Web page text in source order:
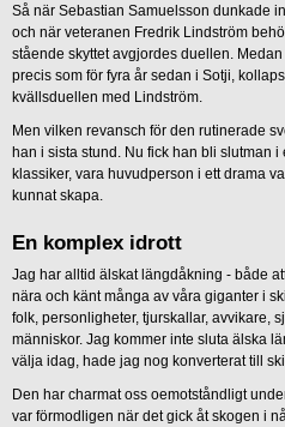
Så när Sebastian Samuelsson dunkade
och när veteranen Fredrik Lindström
stående skyttet avgjordes duellen.
precis som för fyra år sedan i Sotji,
kvällsduellen med Lindström.
Men vilken revansch för den rutinerade
han i sista stund. Nu fick han bli slutman i
klassiker, vara huvudperson i ett drama
kunnat skapa.
En komplex idrott
Jag har alltid älskat längdåkning - både
nära och känt många av våra giganter i
folk, personligheter, tjurskallar, avvikare,
människor. Jag kommer inte sluta älska
välja idag, hade jag nog konverterat till
Den har charmat oss oemotståndligt
var förmodligen när det gick åt skogen i